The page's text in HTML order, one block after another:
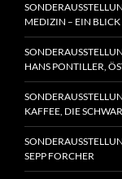
MEDIZIN – EIN
HANS PONTILLER,
KAFFEE, DIE
SEPP FORCHER